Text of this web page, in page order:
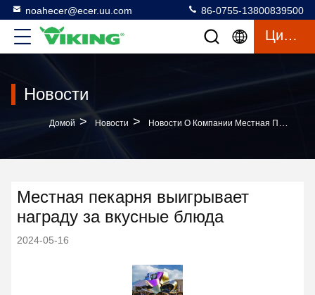
noahecer@ecer.uu.com 86-0755-13800839500
Цитата
Новости
Домой > Новости > Новости О Компании Местная Пекарня Выигрывает Награду За Вкусные Блюда
Местная пекарня выигрывает
награду за вкусные блюда
2024-05-16